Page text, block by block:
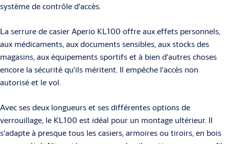
système de contrôle d'accès.
La serrure de casier Aperio KL100 offre aux effets personnels,
aux médicaments, aux documents sensibles, aux stocks des
magasins, aux équipements sportifs et à bien d'autres choses
encore la sécurité qu'ils méritent. Il empêche l'accès non
autorisé et le vol.
Avec ses deux longueurs et ses différentes options de
verrouillage, le KL100 est idéal pour un montage ultérieur. Il
s'adapte à presque tous les casiers, armoires ou tiroirs, en bois